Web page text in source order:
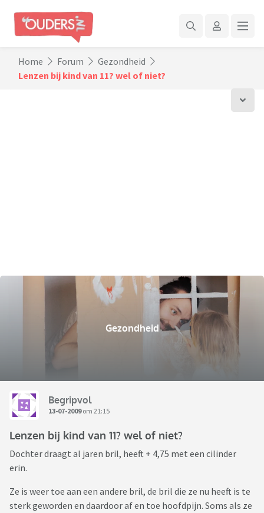
Home Forum
Gezondheid
Lenzen bij kind van 11? wel of niet?
Gezondheid
Begripvol
13-07-2009om 21:15
Lenzen bij kind van 11? wel of niet?
Dochter draagt al jaren bril, heeft + 4,75 met een cilinder
erin.
Ze is weer toe aan een andere bril, de bril die ze nu heeft is te
sterk geworden en daardoor af en toe hoofdpijn. Soms als ze